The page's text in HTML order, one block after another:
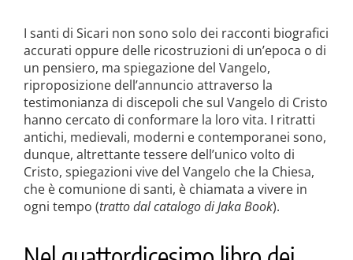
I santi di Sicari non sono solo dei racconti biografici
accurati oppure delle ricostruzioni di un’epoca o di
un pensiero, ma spiegazione del Vangelo,
riproposizione dell’annuncio attraverso la
testimonianza di discepoli che sul Vangelo di Cristo
hanno cercato di conformare la loro vita. I ritratti
antichi, medievali, moderni e contemporanei sono,
dunque, altrettante tessere dell’unico volto di
Cristo, spiegazioni vive del Vangelo che la Chiesa,
che è comunione di santi, è chiamata a vivere in
ogni tempo (tratto dal catalogo di Jaka Book).